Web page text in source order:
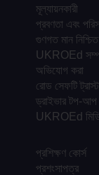
মূল্যায়নকারী
প্রবণতা এবং
গুণগত মান
UKROEd
অভিযোগ করা
রোড সেফটি ট্রাস্ট
ড্রাইভার টপ-আপ
UKROEd
প্রশিক্ষণ কোর্স
প্রশংসাপত্র